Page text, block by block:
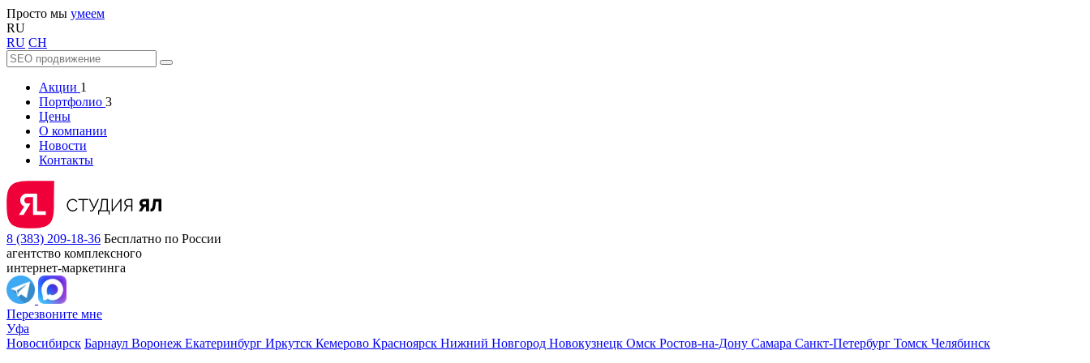
Просто мы умеем
RU
RU CH
Акции 1
Портфолио 3
Цены
О компании
Новости
Контакты
8 (383) 209-18-36 Бесплатно по России
агентство комплексного
интернет-маркетинга
Перезвоните мне
Уфа
Новосибирск Барнаул Воронеж Екатеринбург Иркутск Кемерово Красноярск Нижний Новгород Новокузнецк Омск Ростов-на-Дону Самара Санкт-Петербург Томск Челябинск